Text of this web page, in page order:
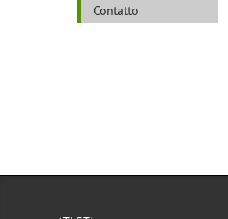
Contatto